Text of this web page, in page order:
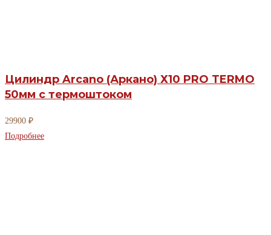
Цилиндр Arcano (Аркано) Х10 PRO TERMO
50мм с термоштоком
29900 ₽
Подробнее